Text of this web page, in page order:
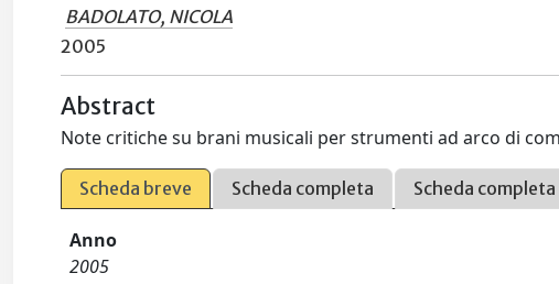
BADOLATO, NICOLA
2005
Abstract
Note critiche su brani musicali per strumenti ad arco di
Scheda breve Scheda completa Scheda completa
Anno
2005